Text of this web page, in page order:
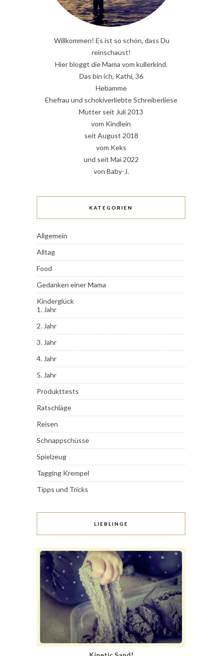
Willkommen! Es ist so schön, dass Du
reinschaust!
Hier bloggt die Mama vom kullerkind.
Das bin ich, Kathi, 36
Hebamme
Ehefrau und schokiverliebte Schreiberliese
Mutter seit Juli 2013
vom Kindlein
seit August 2018
vom Keks
und seit Mai 2022
von Baby-J.
KATEGORIEN
Allgemein
Alltag
Food
Gedanken einer Mama
Kinderglück
1. Jahr
2. Jahr
3. Jahr
4. Jahr
5. Jahr
Produkttests
Ratschläge
Reisen
Schnappschüsse
Spielzeug
Tagging Krempel
Tipps und Tricks
LIEBLINGE